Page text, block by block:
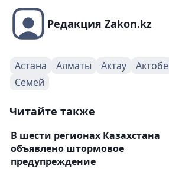
Редакция Zakon.kz
Астана Алматы Актау Актобе
Семей
Читайте также
В шести регионах Казахстана
объявлено штормовое
предупреждение